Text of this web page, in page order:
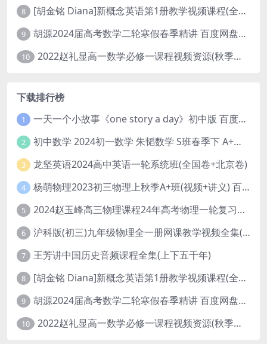
8 [胡金铭 Diana]新概念英语第1册教学视频课程(全集 百度网盘下载)
9 胡源2024届高考数学二轮寒假春季精讲 百度网盘分享
10 2022赵礼显高一数学必修一课程视频资源(秋季班 含讲义)百度网盘云
下载排行榜
1 一天一个小故事《one story a day》初中版 百度网盘分享下载
2 初中数学 2024初一数学 朱韬数学 S班春季下 A+班春季下 百度云网盘
3 龙坚英语2024高中英语一轮系统班(全国卷+北京卷)
4 杨萌物理2023初三物理上秋季A+班(视频+讲义) 百度网盘分享
5 2024赵玉峰高三物理课程24年高考物理一轮复习网课教程
6 沪科版(初三)九年级物理全一册网课教学视频全集(录播版 杜春雨 66讲)
7 王芳讲中国历史音频课程全集(上下五千年)
8 [胡金铭 Diana]新概念英语第1册教学视频课程(全集 百度网盘下载)
9 胡源2024届高考数学二轮寒假春季精讲 百度网盘分享
10 2022赵礼显高一数学必修一课程视频资源(秋季班 含讲义)百度网盘云